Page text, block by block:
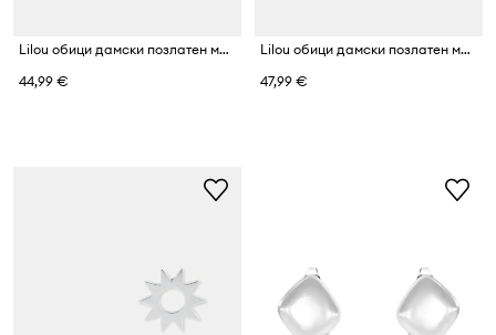
Lilou обици дамски позлатен модел полирано стъкло Mini Icons
44,99 €
Lilou обици дамски позлатен модел
47,99 €